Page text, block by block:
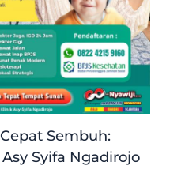
Sembuh:
Syifa Ngadirojo